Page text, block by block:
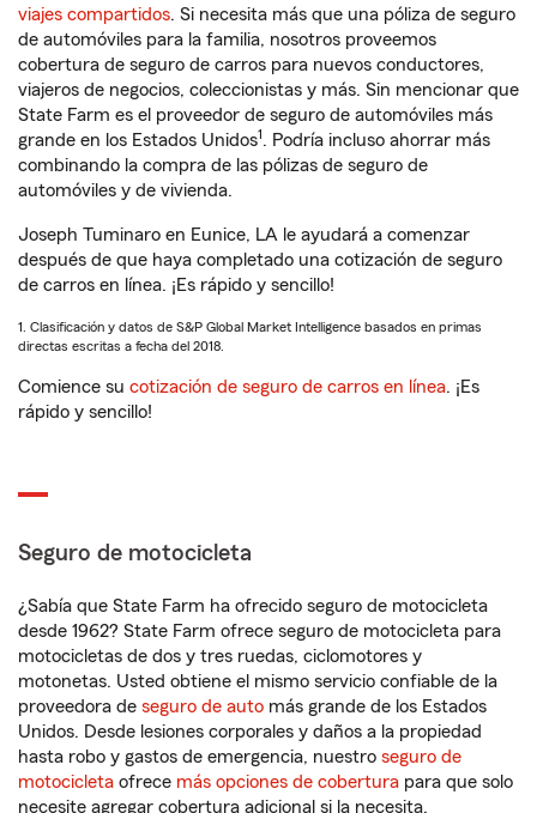
viajes compartidos. Si necesita más que una póliza de seguro
de automóviles para la familia, nosotros proveemos
cobertura de seguro de carros para nuevos conductores,
viajeros de negocios, coleccionistas y más. Sin mencionar que
State Farm es el proveedor de seguro de automóviles más
grande en los Estados Unidos1. Podría incluso ahorrar más
combinando la compra de las pólizas de seguro de
automóviles y de vivienda.
Joseph Tuminaro en Eunice, LA le ayudará a comenzar
después de que haya completado una cotización de seguro
de carros en línea. ¡Es rápido y sencillo!
1. Clasificación y datos de S&P Global Market Intelligence basados en primas
directas escritas a fecha del 2018.
Comience su cotización de seguro de carros en línea. ¡Es
rápido y sencillo!
Seguro de motocicleta
¿Sabía que State Farm ha ofrecido seguro de motocicleta
desde 1962? State Farm ofrece seguro de motocicleta para
motocicletas de dos y tres ruedas, ciclomotores y
motonetas. Usted obtiene el mismo servicio confiable de la
proveedora de seguro de auto más grande de los Estados
Unidos. Desde lesiones corporales y daños a la propiedad
hasta robo y gastos de emergencia, nuestro seguro de
motocicleta ofrece más opciones de cobertura para que solo
necesite agregar cobertura adicional si la necesita.